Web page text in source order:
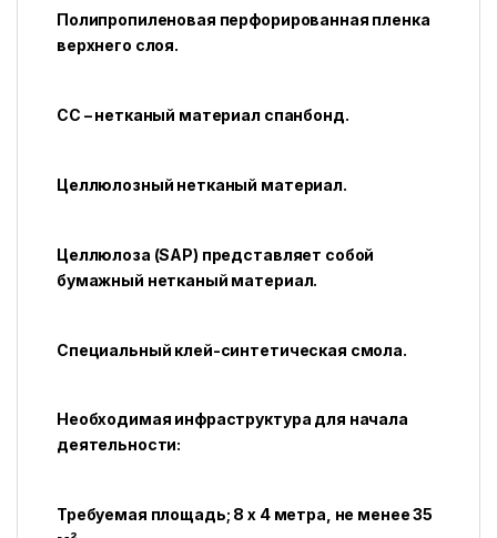
Полипропиленовая перфорированная пленка
верхнего слоя.
СС – нетканый материал спанбонд.
Целлюлозный нетканый материал.
Целлюлоза (SAP) представляет собой
бумажный нетканый материал.
Специальный клей-синтетическая смола.
Необходимая инфраструктура для начала
деятельности:
Требуемая площадь; 8 х 4 метра, не менее 35